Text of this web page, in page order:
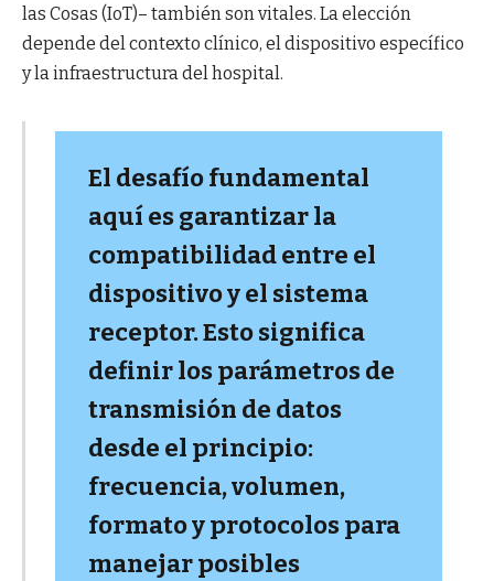
las Cosas (IoT)– también son vitales. La elección
depende del contexto clínico, el dispositivo específico
y la infraestructura del hospital.
El desafío fundamental
aquí es garantizar la
compatibilidad entre el
dispositivo y el sistema
receptor. Esto significa
definir los parámetros de
transmisión de datos
desde el principio:
frecuencia, volumen,
formato y protocolos para
manejar posibles